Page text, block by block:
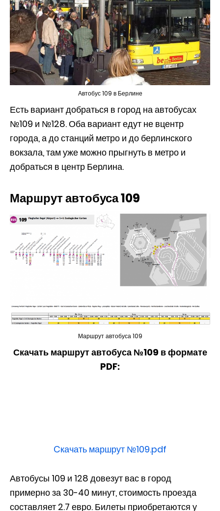
Автобус 109 в Берлине
Есть вариант добраться в город на автобусах
№109 и №128. Оба вариант едут не вцентр
города, а до станций метро и до берлинского
вокзала, там уже можно прыгнуть в метро и
добраться в центр Берлина.
Маршрут автобуса 109
Маршрут автобуса 109
Скачать маршрут автобуса №109 в формате
PDF:
Cкачать маршрут №109.pdf
Автобусы 109 и 128 довезут вас в город
примерно за 30-40 минут, стоимость проезда
составляет 2.7 евро. Билеты приобретаются у